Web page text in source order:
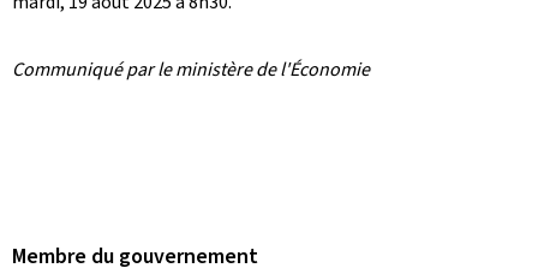
Communiqué par le ministère de l'Économie
Membre du gouvernement